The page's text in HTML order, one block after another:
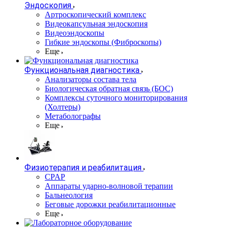
Эндоскопия
Артроскопический комплекс
Видеокапсульная эндоскопия
Видеоэндоскопы
Гибкие эндоскопы (Фиброcкопы)
Еще
Функциональная диагностика
Анализаторы состава тела
Биологическая обратная связь (БОС)
Комплексы суточного мониторирования
(Холтеры)
Метаболографы
Еще
Физиотерапия и реабилитация
CPAP
Аппараты ударно-волновой терапии
Бальнеология
Беговые дорожки реабилитационные
Еще